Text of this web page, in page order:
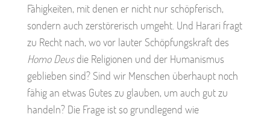
Fähigkeiten, mit denen er nicht nur schöpferisch,
sondern auch zerstörerisch umgeht. Und Harari fragt
zu Recht nach, wo vor lauter Schöpfungskraft des
Homo Deusdie Religionen und der Humanismus
geblieben sind? Sind wir Menschen überhaupt noch
fähig an etwas Gutes zu glauben, um auch gut zu
handeln? Die Frage ist so grundlegend wie